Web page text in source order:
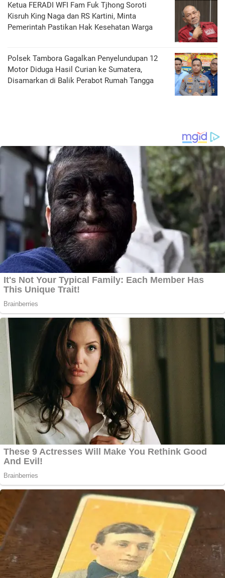
Ketua FERADI WFI Fam Fuk Tjhong Soroti
Kisruh King Naga dan RS Kartini, Minta
Pemerintah Pastikan Hak Kesehatan Warga
Polsek Tambora Gagalkan Penyelundupan 12
Motor Diduga Hasil Curian ke Sumatera,
Disamarkan di Balik Perabot Rumah Tangga